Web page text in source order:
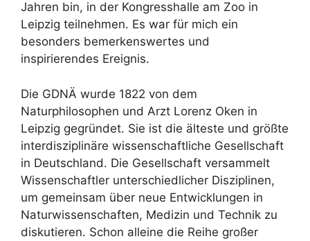
Jahren bin, in der Kongresshalle am Zoo in
Leipzig teilnehmen. Es war für mich ein
besonders bemerkenswertes und
inspirierendes Ereignis.
Die GDNÄ wurde 1822 von dem
Naturphilosophen und Arzt Lorenz Oken in
Leipzig gegründet. Sie ist die älteste und größte
interdisziplinäre wissenschaftliche Gesellschaft
in Deutschland. Die Gesellschaft versammelt
Wissenschaftler unterschiedlicher Disziplinen,
um gemeinsam über neue Entwicklungen in
Naturwissenschaften, Medizin und Technik zu
diskutieren. Schon alleine die Reihe großer